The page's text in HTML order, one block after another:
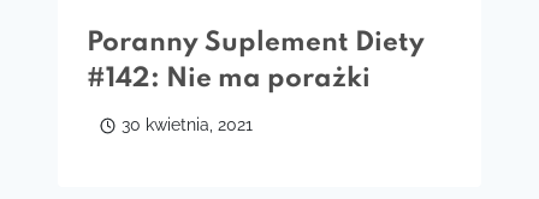
Poranny Suplement Diety
#142: Nie ma porażki
30 kwietnia, 2021